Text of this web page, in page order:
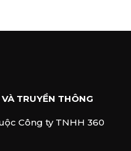
TRUYỀN THÔNG
Công ty TNHH 360